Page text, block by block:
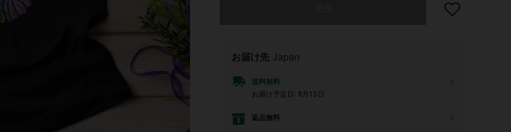
お届け先 Japan
送料無料
お届け予定日: 8月13日
返品無料